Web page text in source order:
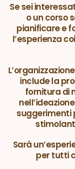
Se sei
o un corso
pianificare e
l’esperienza
include la
fornitura di
suggerimenti
Sarà
per tutti